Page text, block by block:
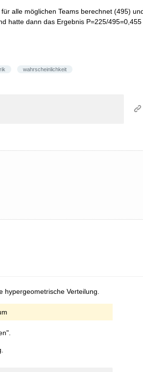
alle möglichen Teams berechnet (495)
hatte dann das Ergebnis P=225/
wahrscheinlichkeit
Verteilung.